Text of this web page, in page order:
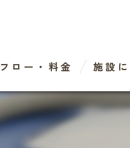
フロー・料金 施設
わたな